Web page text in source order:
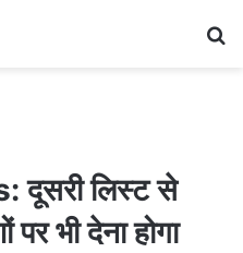
लिस्ट से
भी देना होगा